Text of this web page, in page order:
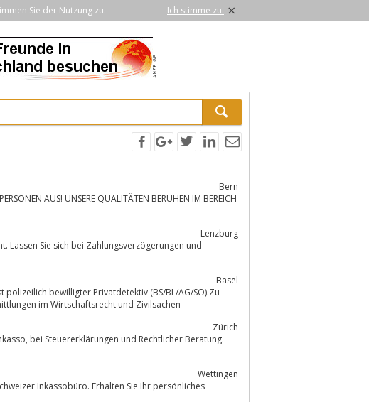
Sie der Nutzung zu. Ich stimme zu. ×
Bern
AUS! UNSERE QUALITÄTEN BERUHEN IM BEREICH
Lenzburg
Lassen Sie sich bei Zahlungsverzögerungen und -
Basel
bewilligter Privatdetektiv (BS/BL/AG/SO).Zu
gehören:Personenschutz, Technik, Ermittlungen im Wirtschaftsrecht und Zivilsachen
Zürich
Wettingen